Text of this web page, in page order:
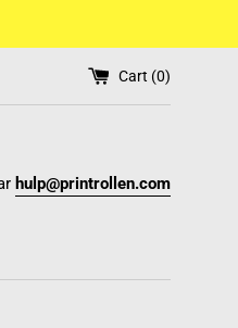
Cart (0)
hulp@printrollen.com